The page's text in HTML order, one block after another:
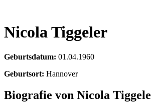
Nicola Tiggeler
Geburtsdatum: 01.04.1960
Geburtsort: Hannover
Biografie von Nicola